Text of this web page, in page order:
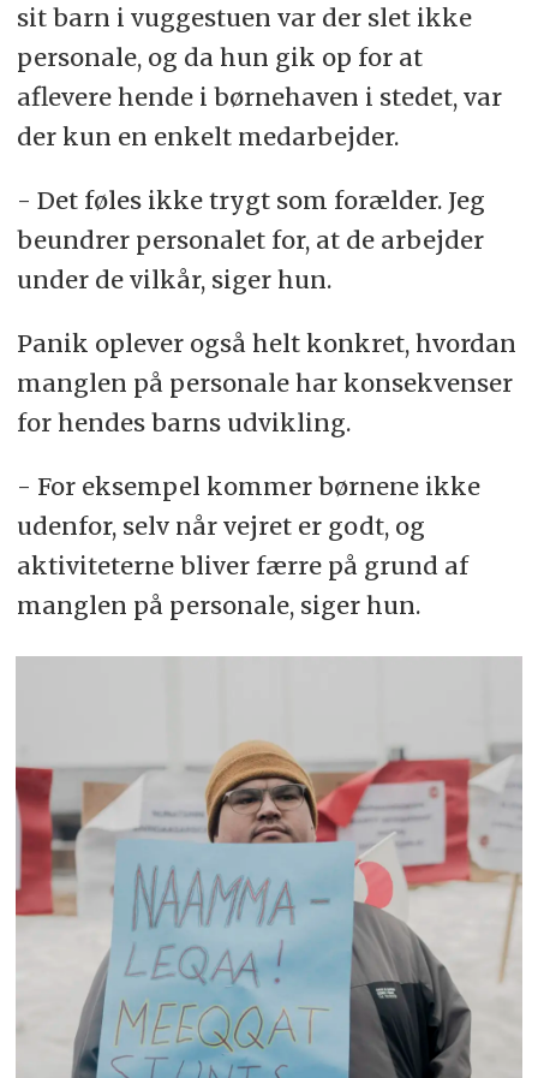
sit barn i vuggestuen var der slet ikke
personale, og da hun gik op for at
aflevere hende i børnehaven i stedet, var
der kun en enkelt medarbejder.
- Det føles ikke trygt som forælder. Jeg
beundrer personalet for, at de arbejder
under de vilkår, siger hun.
Panik oplever også helt konkret, hvordan
manglen på personale har konsekvenser
for hendes barns udvikling.
- For eksempel kommer børnene ikke
udenfor, selv når vejret er godt, og
aktiviteterne bliver færre på grund af
manglen på personale, siger hun.